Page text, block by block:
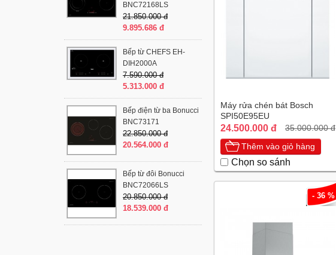
Máy rửa chén bát Bosch
SPI50E95EU
24.500.000 đ 35.000.000 đ
Thêm vào giỏ hàng
Chọn so sánh
- 36 %
BNC72168LS
21.850.000 đ
9.895.686 đ
Bếp từ CHEFS EH-
DIH2000A
7.590.000 đ
5.313.000 đ
Bếp điện từ ba Bonucci
BNC73171
22.850.000 đ
20.564.000 đ
Bếp từ đôi Bonucci
BNC72066LS
20.850.000 đ
18.539.000 đ